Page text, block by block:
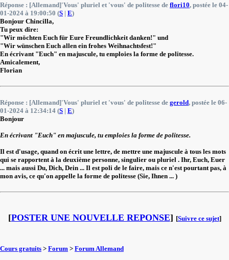
Réponse : [Allemand]'Vous' pluriel et 'vous' de politesse de flori10, postée le 04-
01-2024 à 19:00:50 (S | E)
Bonjour Chincilla,
Tu peux dire:
"Wir möchten Euch für Eure Freundlichkeit danken!" und
"Wir wünschen Euch allen ein frohes Weihnachtsfest!"
En écrivant "Euch" en majuscule, tu emploies la forme de politesse.
Amicalement,
Florian
Réponse : [Allemand]'Vous' pluriel et 'vous' de politesse de gerold, postée le 06-
01-2024 à 12:34:14 (S | E)
Bonjour
En écrivant "Euch" en majuscule, tu emploies la forme de politesse.
Il est d'usage, quand on écrit une lettre, de mettre une majuscule à tous les mots
qui se rapportent à la deuxième personne, singulier ou pluriel . Ihr, Euch, Euer
... mais aussi Du, Dich, Dein ... Il est poli de le faire, mais ce n'est pourtant pas, à
mon avis, ce qu'on appelle la forme de politesse (Sie, Ihnen ... )
[POSTER UNE NOUVELLE REPONSE] [Suivre ce sujet]
Cours gratuits > Forum > Forum Allemand